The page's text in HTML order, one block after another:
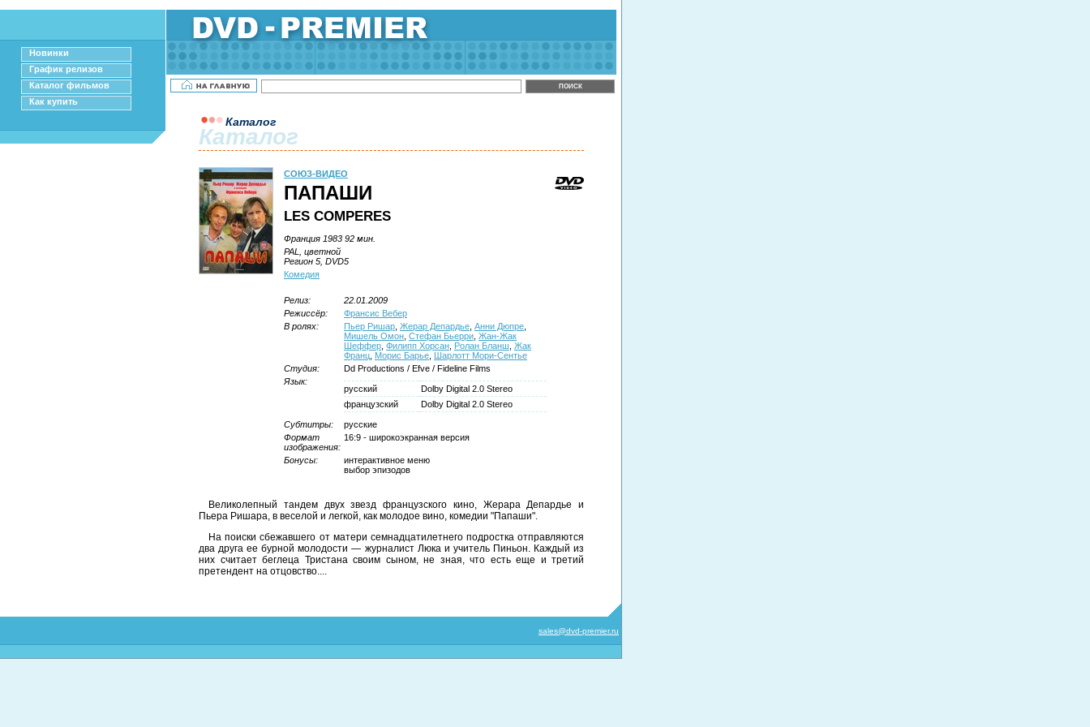
Новинки
График релизов
Каталог фильмов
Как купить
Каталог
Каталог
СОЮЗ-ВИДЕО
ПАПАШИ
LES COMPERES
Франция 1983 92 мин.
PAL, цветной
Регион 5, DVD5
Комедия
Релиз:
22.01.2009
Режиссёр:
Франсис Вебер
В ролях:
Пьер Ришар Жерар Депардье Анни Дюпре
Мишель Омон Стефан Бьерри Жан-Жак
Шеффер Филипп Хорсан Ролан Бланш Жак
Франц Морис Барье Шарлотт Мори-Сентье
Студия:
Dd Productions / Efve / Fideline Films
Язык:
русский
Dolby Digital 2.0 Stereo
французский
Dolby Digital 2.0 Stereo
Субтитры:
русские
Формат
изображения:
16:9 - широкоэкранная версия
Бонусы:
интерактивное меню
выбор эпизодов
Великолепный тандем двух звезд французского кино, Жерара Депардье и
Пьера Ришара, в веселой и легкой, как молодое вино, комедии "Папаши".
На поиски сбежавшего от матери семнадцатилетнего подростка отправляются
два друга ее бурной молодости — журналист Люка и учитель Пиньон. Каждый из
них считает беглеца Тристана своим сыном, не зная, что есть еще и третий
претендент на отцовство....
sales@dvd-premier.ru